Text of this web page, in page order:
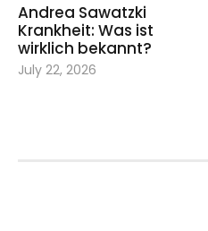
Andrea Sawatzki
Krankheit: Was ist
wirklich bekannt?
July 22, 2026